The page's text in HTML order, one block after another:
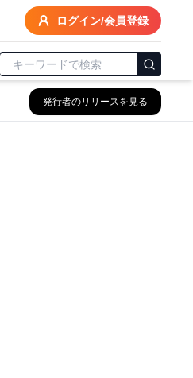
ログイン/会員登録
発行者のリリースを見る